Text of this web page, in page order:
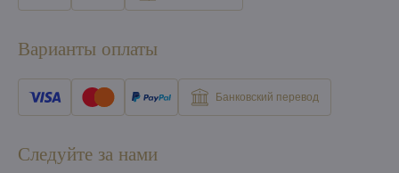
Варианты оплаты
Банковский перевод
Следуйте за нами